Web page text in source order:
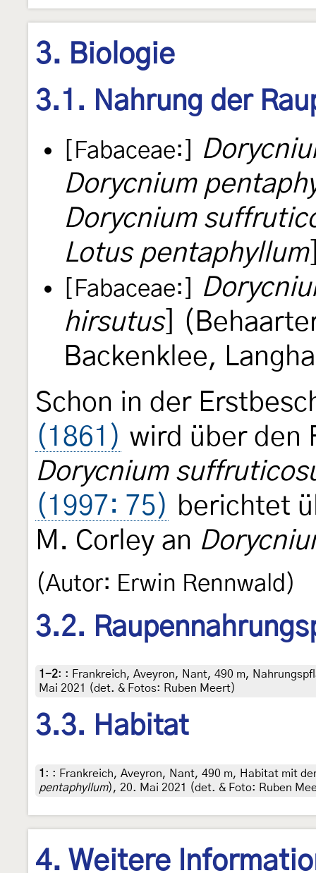
3. Biologie
3.1. Nahrung der
[Fabaceae:]
Dorycnium
Dorycnium
Lotus pentaphyllum
[Fabaceae:]
hirsutus]
Backenklee,
Schon in der
(1861) wird über den
Dorycnium
(1997: 75) berichtet
M. Corley an
(Autor: Erwin Rennwald)
3.2.
1-2: : Frankreich, Aveyron, Nant, 490 m,
Mai 2021 (det. & Fotos: Ruben Meert)
3.3. Habitat
1 : : Frankreich, Aveyron, Nant, 490 m, Habitat mit
pentaphyllum), 20. Mai 2021 (det. & Foto: Ruben
4. Weitere